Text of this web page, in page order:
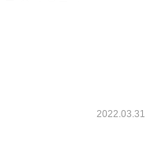
2022.03.31